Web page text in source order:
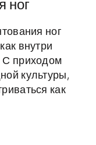
ног
ног
внутри
С приходом
культуры,
как